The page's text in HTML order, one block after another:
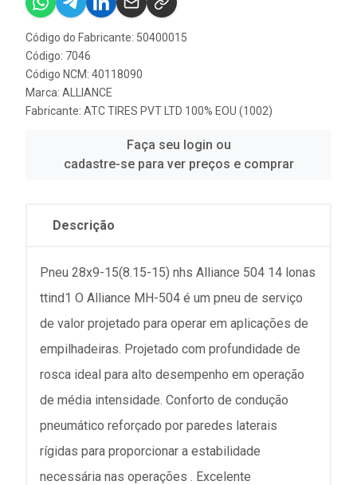
Código do Fabricante: 50400015
Código: 7046
Código NCM: 40118090
Marca: ALLIANCE
Fabricante: ATC TIRES PVT LTD 100% EOU (1002)
Faça seu login ou
cadastre-se para ver preços e comprar
Descrição
Pneu 28x9-15(8.15-15) nhs Alliance 504 14 lonas
ttind1 O Alliance MH-504 é um pneu de serviço
de valor projetado para operar em aplicações de
empilhadeiras. Projetado com profundidade de
rosca ideal para alto desempenho em operação
de média intensidade. Conforto de condução
pneumático reforçado por paredes laterais
rígidas para proporcionar a estabilidade
necessária nas operações . Excelente